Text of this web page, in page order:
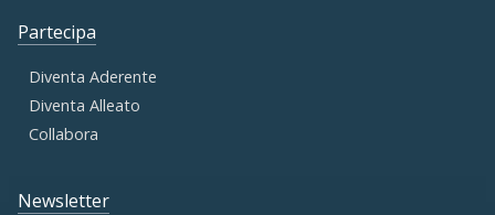
Partecipa
Diventa Aderente
Diventa Alleato
Collabora
Newsletter